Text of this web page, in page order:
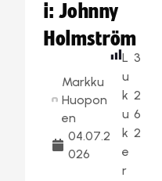
i: Johnny
Holmström
Markku
Huopon
en
04.07.2
026
L
u
k
u
k
e
r
3
2
6
2